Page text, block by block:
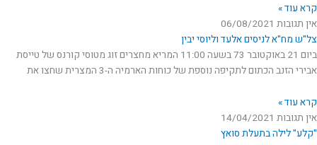
קרא עוד »
אין תגובות 06/08/2021
צל"ש מח"א לניסים אלעד וליוסי יבין
ביום 21 באוקטובר 73 בשעה 11:00 המריא מחצרים זוג מטוסי קורנס של טייסת
אבירי הזנב הכתום לתקיפה נוספת של כוחות הארמיה ה-3 המצרית שחצו את
קרא עוד »
אין תגובות 14/04/2021
"קלע" לילה בתעלת סואץ